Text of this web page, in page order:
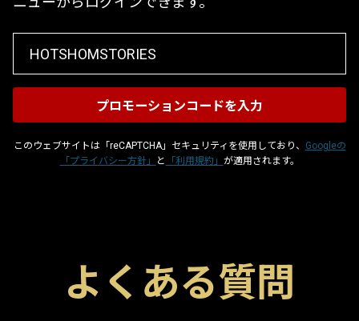
このウェブサイトは「reCAPTCHA」セキュリティを使用しており、
Googleの
「プライバシー方針」
と 「利用規約」 が適用されます。
よくある質問
どのゲーム内のアイテムを入手できる特殊コードで
す。各コードには取得可能期限があり、取得は一度限
このページからはWarframeアカウントの機種・プラ
ットフォーム問わずプロモーションコードを適用でき